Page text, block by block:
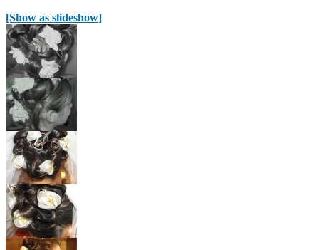
[Show as slideshow]